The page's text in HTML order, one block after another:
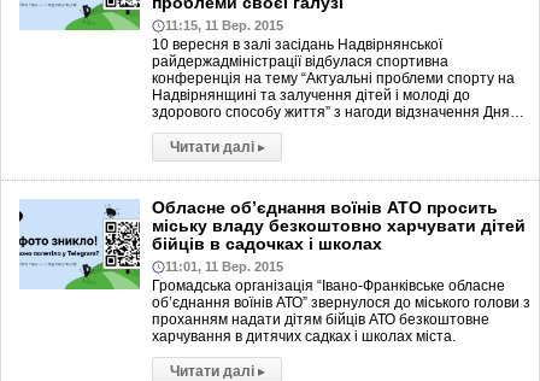
11:15, 11 Вер. 2015
10 вересня в залі засідань Надвірнянської
райдержадміністрації відбулася спортивна
конференція на тему “Актуальні проблеми спорту на
Надвірнянщині та залучення дітей і молоді до
здорового способу життя” з нагоди відзначення Дня…
Читати далі ▸
Обласне об’єднання воїнів АТО просить
міську владу безкоштовно харчувати дітей
бійців в садочках і школах
11:01, 11 Вер. 2015
Громадська організація “Івано-Франківське обласне
об’єднання воїнів АТО” звернулося до міського голови з
проханням надати дітям бійців АТО безкоштовне
харчування в дитячих садках і школах міста.
Читати далі ▸